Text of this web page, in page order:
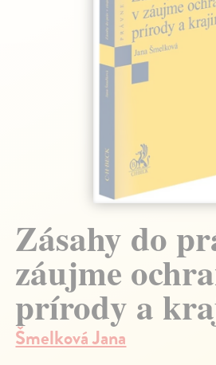
Zásahy do
záujme
prírody a
Šmelková Jana